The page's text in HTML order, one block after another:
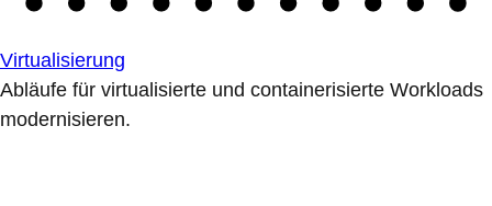
Virtualisierung
Abläufe für virtualisierte und containerisierte Workloads
modernisieren.